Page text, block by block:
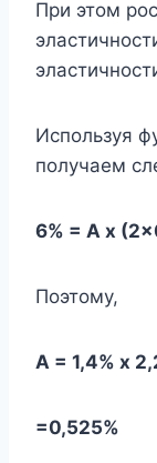
При этом
Используя
получаем
6% = А х
Поэтому,
А = 1,4% х
=0,525%